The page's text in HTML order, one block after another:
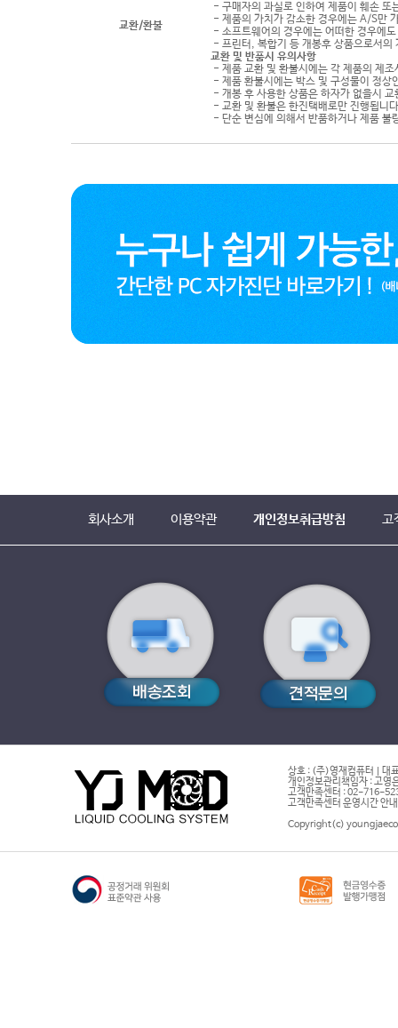
교환/환불
- 구매자의 과실로 인하여 제품이 훼손 또
- 제품의 가치가 감소한 경우에는 A/S만
- 소프트웨어의 경우에는 어떠한 경우에
- 프린터, 복합기 등 개봉후 상품으로서의
교환 및 반품시 유의사항
- 제품 교환 및 환불시에는 각 제품의 제
- 제품 환불시에는 박스 및 구성물이 정상
- 개봉 후 사용한 상품은 하자가 없을시
- 교환 및 환불은 한진택배로만 진행됩니
- 단순 변심에 의해서 반품하거나 제품
회사소개 이용약관 개인정보취급방침 고
상호 : (주)영재컴퓨터 | 대
개인정보관리책임자 : 고영
고객만족센터 : 02-716-
고객만족센터 운영시간 안
Copyright(c)